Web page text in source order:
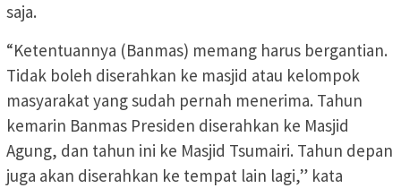
saja.
“Ketentuannya (Banmas) memang harus bergantian.
Tidak boleh diserahkan ke masjid atau kelompok
masyarakat yang sudah pernah menerima. Tahun
kemarin Banmas Presiden diserahkan ke Masjid
Agung, dan tahun ini ke Masjid Tsumairi. Tahun depan
juga akan diserahkan ke tempat lain lagi,” kata